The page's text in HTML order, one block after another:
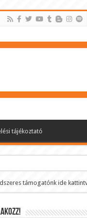
tájékoztató
támogatónk ide